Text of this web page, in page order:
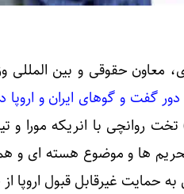
معاون حقوقی و بین المللی
گفت و گوهای ایران و اروپا
روانچی با انریکه مورا و
ها و موضوع هسته ای و
حمایت غیرقابل قبول اروپا